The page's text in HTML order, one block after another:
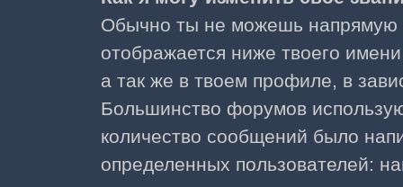
Обычно ты не можешь напрямую
отображается ниже твоего
а так же в твоем профиле, в
Большинство форумов
количество сообщений было
определенных пользователей: